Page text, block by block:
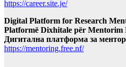
https://career.site.je/
Digital Platform for Research
Platformë Dixhitale për
Дигитална платформа за
https://mentoring.free.nf/